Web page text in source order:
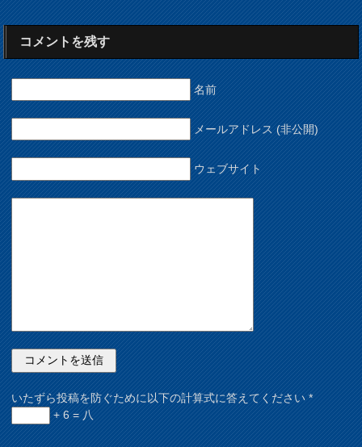
コメントを残す
名前
メールアドレス (非公開)
ウェブサイト
いたずら投稿を防ぐために以下の計算式に答えてください*
+ 6 = 八